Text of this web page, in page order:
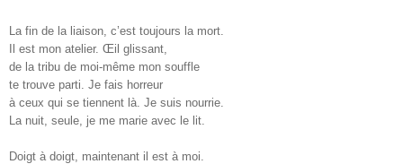
La fin de la liaison, c’est toujours la mort.
Il est mon atelier. Œil glissant,
de la tribu de moi-même mon souffle
te trouve parti. Je fais horreur
à ceux qui se tiennent là. Je suis nourrie.
La nuit, seule, je me marie avec le lit.
Doigt à doigt, maintenant il est à moi.